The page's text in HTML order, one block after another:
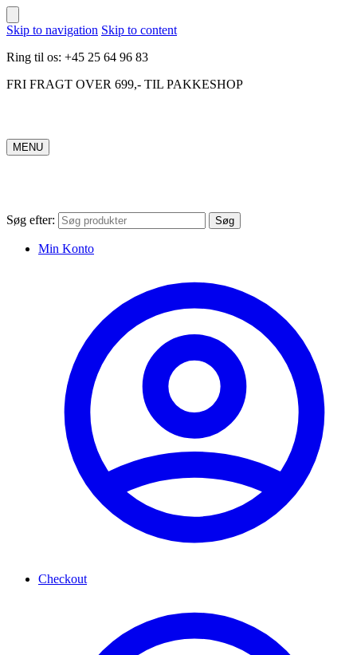
Skip to navigation Skip to content
Ring til os: +45 25 64 96 83
FRI FRAGT OVER 699,- TIL PAKKESHOP
MENU
Søg efter: Søg
Min Konto
Checkout